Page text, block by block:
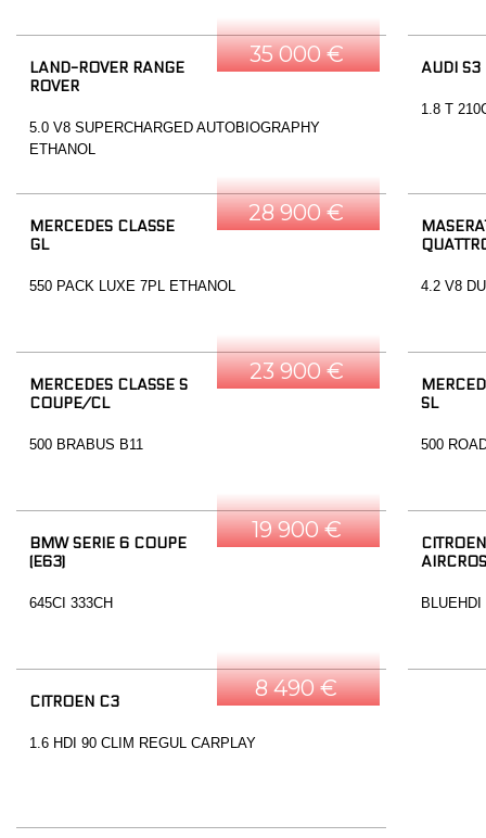
35 000 €
LAND-ROVER RANGE
ROVER
5.0 V8 SUPERCHARGED AUTOBIOGRAPHY
ETHANOL
AUDI S3
1.8 T
28 900 €
MERCEDES CLASSE
GL
550 PACK LUXE 7PL ETHANOL 4.2 V8
23 900 €
MERCEDES CLASSE S
COUPE/CL
500 BRABUS B11
SL
500
19 900 €
BMW SERIE 6 COUPE
(E63)
645CI 333CH
8 490 €
CITROEN C3
1.6 HDI 90 CLIM REGUL CARPLAY